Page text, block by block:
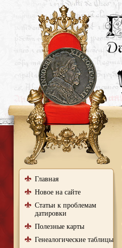
Главная
Новое на сайте
Статьи к проблемам
датировки
Полезные карты
Генеалогические таблицы